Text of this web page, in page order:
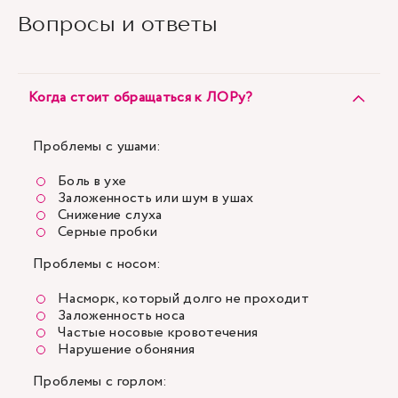
Вопросы и ответы
Когда стоит обращаться к ЛОРу?
Проблемы с ушами:
Боль в ухе
Заложенность или шум в ушах
Снижение слуха
Серные пробки
Проблемы с носом:
Насморк, который долго не проходит
Заложенность носа
Частые носовые кровотечения
Нарушение обоняния
Проблемы с горлом: